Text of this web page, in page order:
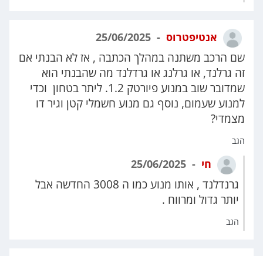
אנטיפטרוס
שם הרכב משתנה במהלך הכתבה , אז לא הבנתי אם
זה גרלנד, או גרלנג או גרדלנד מה שהבנתי הוא
שמדובר שוב במנוע פיורטק 1.2. ליתר בטחון וכדי
למנוע שעמום, נוסף גם מנוע חשמלי קטן וגיר דו
מצמדי?
הגב
חי
גרנדלנד , אותו מנוע כמו ה 3008 החדשה אבל
יותר גדול ומרווח .
הגב